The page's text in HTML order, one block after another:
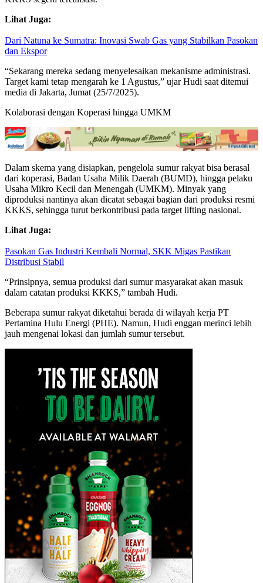
Lihat Juga:
Dari Natuna ke Sumatra: Inovasi Swab Gas yang Stabilkan Pasokan
dan Ekspor
“Sekarang mereka sedang menyelesaikan mekanisme administrasi.
Target kami tetap mengarah ke 1 Agustus,” ujar Hudi saat ditemui
media di Jakarta, Jumat (25/7/2025).
Kolaborasi dengan Koperasi hingga UMKM
Dalam skema yang disiapkan, pengelola sumur rakyat bisa berasal
dari koperasi, Badan Usaha Milik Daerah (BUMD), hingga pelaku
Usaha Mikro Kecil dan Menengah (UMKM). Minyak yang
diproduksi nantinya akan dicatat sebagai bagian dari produksi resmi
KKKS, sehingga turut berkontribusi pada target lifting nasional.
Lihat Juga:
Pasokan Gas Industri Kembali Normal, SKK Migas Pastikan
Distribusi Stabil
“Prinsipnya, semua produksi dari sumur masyarakat akan masuk
dalam catatan produksi KKKS,” tambah Hudi.
Beberapa sumur rakyat diketahui berada di wilayah kerja PT
Pertamina Hulu Energi (PHE). Namun, Hudi enggan merinci lebih
jauh mengenai lokasi dan jumlah sumur tersebut.